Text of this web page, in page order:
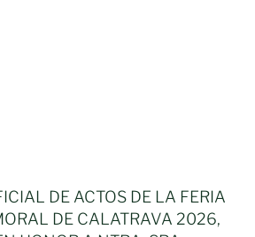
DE ACTOS DE LA FERIA
DE CALATRAVA 2026,